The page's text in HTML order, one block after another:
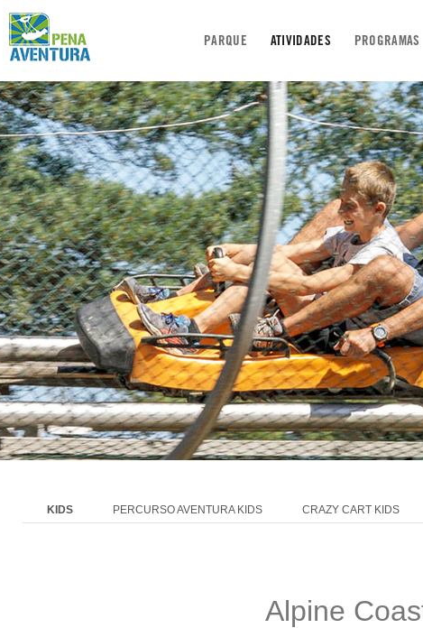
PARQUE ATIVIDADES PROGRAMAS
KIDS PERCURSO AVENTURA KIDS CRAZY CART KIDS
Alpine